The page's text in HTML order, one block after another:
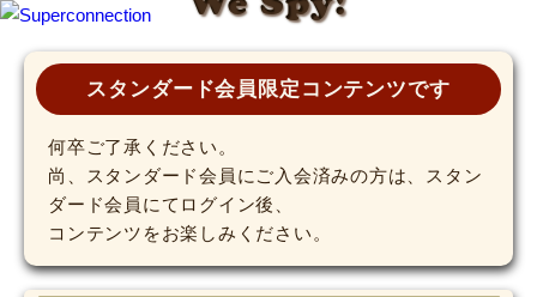
スタンダード会員限定コンテンツです
何卒ご了承ください。
尚、スタンダード会員にご入会済みの方は、スタン
ダード会員にてログイン後、
コンテンツをお楽しみください。
INFO
SHIHO’s DIARY
STAFF DIARY